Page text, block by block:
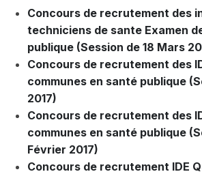
Concours de recrutement des
techniciens de sante Examen
publique (Session de 18 Mars
Concours de recrutement des
communes en santé publique
2017)
Concours de recrutement des
communes en santé publique
Février 2017)
Concours de recrutement IDE